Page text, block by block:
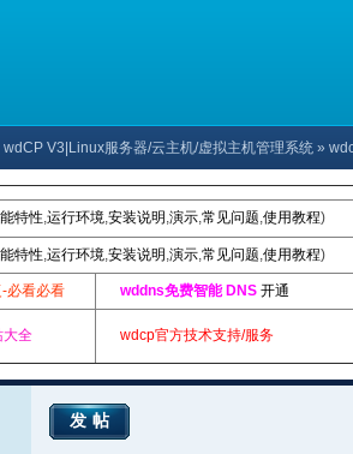
wdCP V3|Linux服务器/云主机/虚拟主机管理系统 »
特性,运行环境,安装说明 ,演示,常见问题,使用教程)
特性,运行环境,安装说明 ,演示,常见问题,使用教程)
必看必看 wddns免费智能 DNS 开通
大全 wdcp官方技术支持/服务
发帖